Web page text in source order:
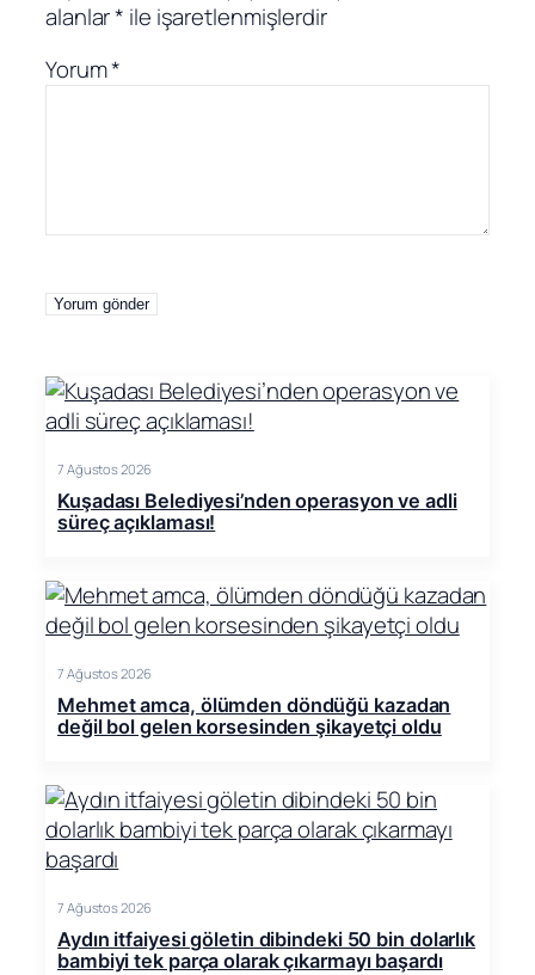
alanlar* ile işaretlenmişlerdir
Yorum*
7 Ağustos 2026
Kuşadası Belediyesi’nden operasyon ve adli
süreç açıklaması!
7 Ağustos 2026
Mehmet amca, ölümden döndüğü kazadan
değil bol gelen korsesinden şikayetçi oldu
7 Ağustos 2026
Aydın itfaiyesi göletin dibindeki 50 bin dolarlık
bambiyi tek parça olarak çıkarmayı başardı